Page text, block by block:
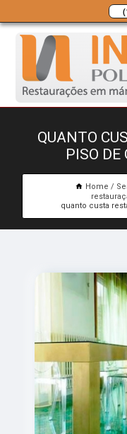
QUANTO
PISO
Home
quanto custa